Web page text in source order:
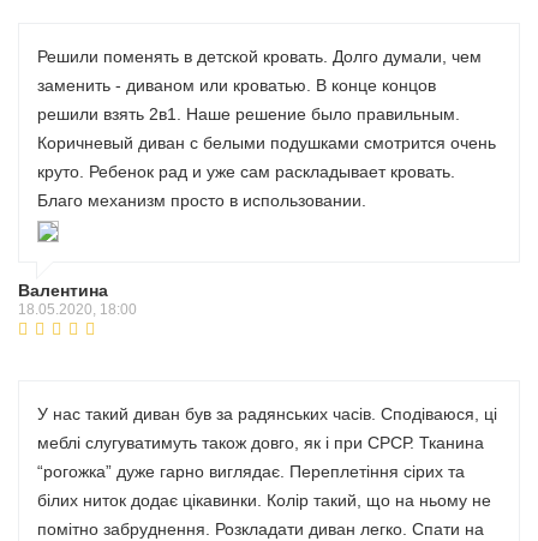
Решили поменять в детской кровать. Долго думали, чем
заменить - диваном или кроватью. В конце концов
решили взять 2в1. Наше решение было правильным.
Коричневый диван с белыми подушками смотрится очень
круто. Ребенок рад и уже сам раскладывает кровать.
Благо механизм просто в использовании.
Валентина
18.05.2020, 18:00
У нас такий диван був за радянських часів. Сподіваюся, ці
меблі слугуватимуть також довго, як і при СРСР. Тканина
“рогожка” дуже гарно виглядає. Переплетіння сірих та
білих ниток додає цікавинки. Колір такий, що на ньому не
помітно забруднення. Розкладати диван легко. Спати на